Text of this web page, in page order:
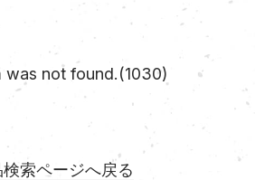
was not found.(1030)
索ページへ戻る